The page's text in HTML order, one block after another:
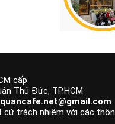
cấp.
Thủ Đức, TP.HCM
trách nhiệm với các